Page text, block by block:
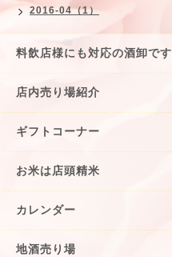
2016-04（1）
料飲店様にも対応の酒卸です
店内売り場紹介
ギフトコーナー
お米は店頭精米
カレンダー
地酒売り場